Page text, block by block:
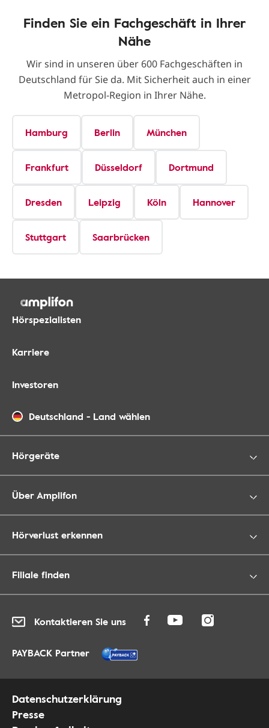
Finden Sie ein Fachgeschäft in Ihrer
Nähe
Wir sind in unseren über 600 Fachgeschäften in
Deutschland für Sie da. Mit Sicherheit auch in einer
Metropol-Region in Ihrer Nähe.
Hamburg Berlin München
Frankfurt Düsseldorf Dortmund
Dresden Leipzig Köln Hannover
Stuttgart Saarbrücken
Hörspezialisten
Karriere
Investoren
Deutschland - Land wählen
Hörgeräte
Über Amplifon
Hörverlust erkennen
Filiale finden
Kontaktieren Sie uns
PAYBACK Partner
Datenschutzerklärung
Presse